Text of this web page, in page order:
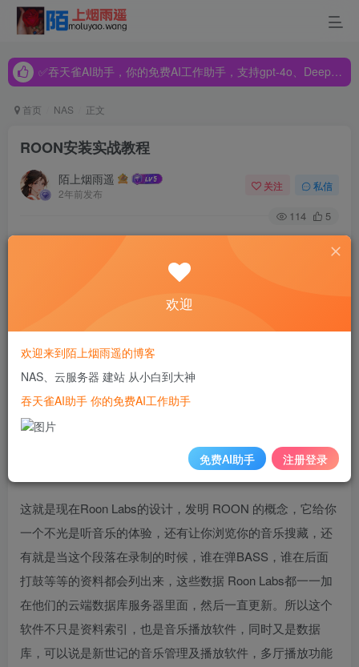
✅吞天雀AI助手，你的免费AI工作助手，支持gpt-4o、DeepSeek、Claude🔥🔥🔥🔥
✅吞天雀AI助手，你的免费AI工作助手，支持gpt-4o、DeepSeek、Claude🔥🔥🔥🔥
首页 NAS 正文
ROON安装实战教程
陌上烟雨遥
2年前发布
关注 私信
114 5
首先介绍一下ROON，在 ROON 的网页一开始就可以看到
这句子:“忘掉你知道的关于音乐播放机的一切。音乐是一种
体验, Roon 将你与它重新连接。”
Roon Labs 的开始就是因为厌倦了听音乐的软件就只有文字
或简单的封面图，如果你跟我一样是音乐的爱好者，你应该
会想要边听音乐，边研究这首歌是谁写的，专辑的封面的图
有多少张，还有是甚么时候加入这张专辑的，同时又有歌手
这就是现在Roon Labs的设计，发明 ROON 的概念，它给你
一个不光是听音乐的体验，还有让你浏览你的音乐搜藏，还
有就是当这个段落在录制的时候，谁在弹BASS，谁在后面
打鼓等等的资料都会列出来，这些数据 Roon Labs都一一加
在他们的云端数据库服务器里面，然后一直更新。所以这个
软件不只是资料索引，也是音乐播放软件，同时又是数据
库，可以说是新世记的音乐管理及播放软件，多厅播放功能
欢迎
欢迎来到陌上烟雨遥的博客
NAS、云服务器 建站 从小白到大神
吞天雀AI助手 你的免费AI工作助手
免费AI助手 注册登录